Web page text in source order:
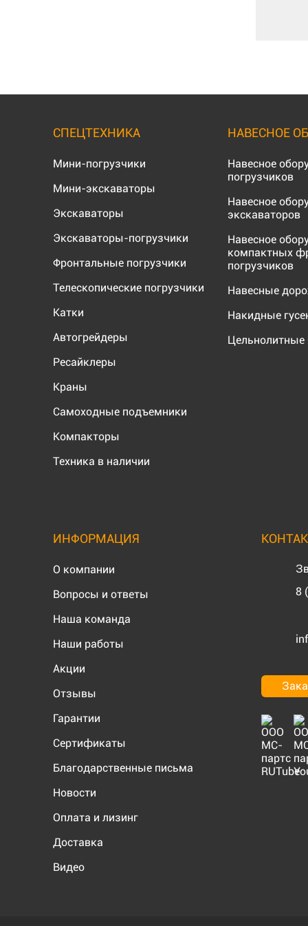
СПЕЦТЕХНИКА
Мини-погрузчики
Мини-экскаваторы
Экскаваторы
Экскаваторы-погрузчики
Фронтальные погрузчики
Телескопические погрузчики
Катки
Автогрейдеры
Ресайклеры
Краны
Самоходные подъемники
Компакторы
Техника в наличии
НАВЕСНОЕ
Навесное
погрузчиков
Навесное
экскаваторов
Навесное
компактных
погрузчиков
Навесные
Накидные
Цельнолитные
ИНФОРМАЦИЯ
О компании
Вопросы и ответы
Наша команда
Наши работы
Акции
Отзывы
Гарантии
Сертификаты
Благодарственные письма
Новости
Оплата и лизинг
Доставка
Видео
8